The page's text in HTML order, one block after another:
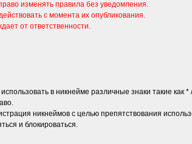
изменять правила без уведомления.
с момента их опубликования.
от ответственности.
в никнейме различные знаки такие как
никнеймов с целью препятствования
и блокироваться.